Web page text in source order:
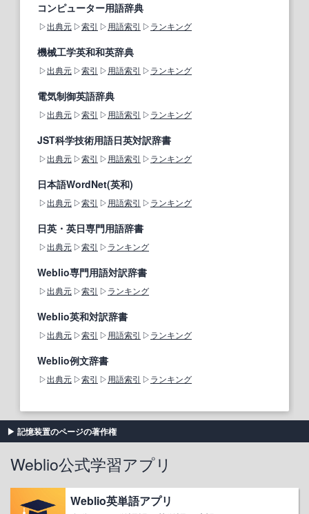
コンピューター用語辞典
出典元 索引 用語索引 ランキング
機械工学英和和英辞典
出典元 索引 用語索引 ランキング
電気制御英語辞典
出典元 索引 用語索引 ランキング
JST科学技術用語日英対訳辞書
出典元 索引 用語索引 ランキング
日本語WordNet(英和)
出典元 索引 用語索引 ランキング
日英・英日専門用語辞書
出典元 索引 ランキング
Weblio専門用語対訳辞書
出典元 索引 ランキング
Weblio英和対訳辞書
出典元 索引 用語索引 ランキング
Weblio例文辞書
出典元 索引 用語索引 ランキング
記憶装置のページの著作権
Weblio公式学習アプリ
Weblio英単語アプリ